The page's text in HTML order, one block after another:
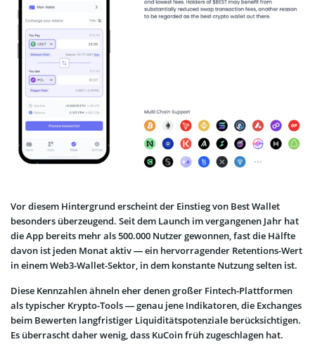
Vor diesem Hintergrund erscheint der Einstieg von Best Wallet
besonders überzeugend. Seit dem Launch im vergangenen Jahr hat
die App bereits mehr als 500.000 Nutzer gewonnen, fast die Hälfte
davon ist jeden Monat aktiv — ein hervorragender Retentions-Wert
in einem Web3-Wallet-Sektor, in dem konstante Nutzung selten ist.
Diese Kennzahlen ähneln eher denen großer Fintech-Plattformen
als typischer Krypto-Tools — genau jene Indikatoren, die Exchanges
beim Bewerten langfristiger Liquiditätspotenziale berücksichtigen.
Es überrascht daher wenig, dass KuCoin früh zugeschlagen hat.